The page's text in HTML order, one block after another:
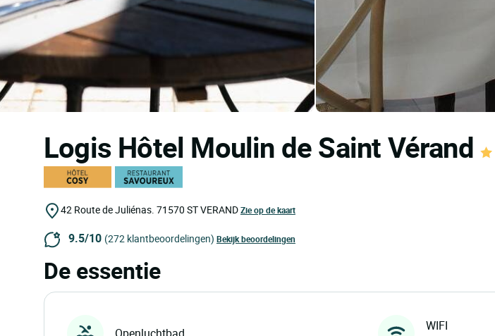
Logis Hôtel Moulin de Saint Vérand
42 Route de Juliénas. 71570 ST VERANDZie op de kaart
9.5/10 (272 klantbeoordelingen) Bekijk beoordelingen
De essentie
WIFI